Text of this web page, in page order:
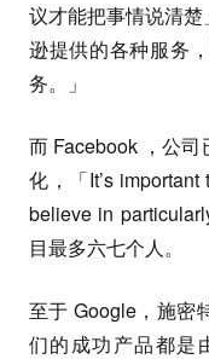
议才能把事情说清
逊提供的各种服务
务。」
而 Facebook ，公
化，「It’s
believe in
目最多六七个人。
至于 Google，施密
们的成功产品都是